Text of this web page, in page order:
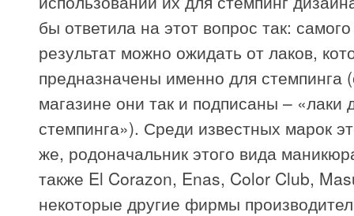
бы ответила на этот вопрос так:
результат можно ожидать от лаков,
предназначены именно для стемпинга
магазине они так и подписаны – «лаки
стемпинга»). Среди известных марок
же, родоначальник этого вида
также El Corazon, Enas, Color Club,
некоторые другие фирмы